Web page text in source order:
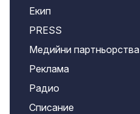
Екип
PRESS
Медийни партньорства
Реклама
Радио
Списание